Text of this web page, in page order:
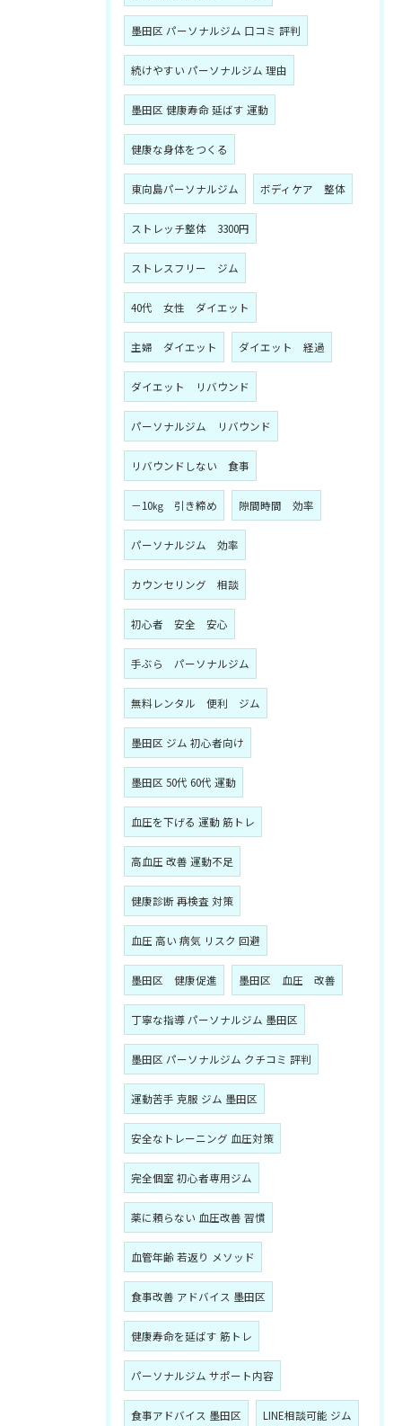
墨田区 パーソナルジム 口コミ 評判
続けやすい パーソナルジム 理由
墨田区 健康寿命 延ばす 運動
健康な身体をつくる
東向島パーソナルジム ボディケア 整体
ストレッチ整体 3300円
ストレスフリー ジム
40代 女性 ダイエット
主婦 ダイエット ダイエット 経過
ダイエット リバウンド
パーソナルジム リバウンド
リバウンドしない 食事
－10㎏ 引き締め 隙間時間 効率
パーソナルジム 効率
カウンセリング 相談
初心者 安全 安心
手ぶら パーソナルジム
無料レンタル 便利 ジム
墨田区 ジム 初心者向け
墨田区 50代 60代 運動
血圧を下げる 運動 筋トレ
高血圧 改善 運動不足
健康診断 再検査 対策
血圧 高い 病気 リスク 回避
墨田区 健康促進 墨田区 血圧 改善
丁寧な指導 パーソナルジム 墨田区
墨田区 パーソナルジム クチコミ 評判
運動苦手 克服 ジム 墨田区
安全なトレーニング 血圧対策
完全個室 初心者専用ジム
薬に頼らない 血圧改善 習慣
血管年齢 若返り メソッド
食事改善 アドバイス 墨田区
健康寿命を延ばす 筋トレ
パーソナルジム サポート内容
食事アドバイス 墨田区 LINE相談可能 ジム